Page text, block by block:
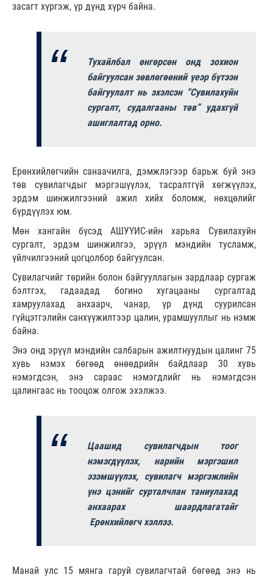
засагт хүргэж, үр дүнд хүрч байна.
Тухайлбал өнгөрсөн онд зохион
байгуулсан зөвлөгөөний үеэр бүтээн
байгуулалт нь эхэлсэн “Сувилахуйн
сургалт, судалгааны төв” удахгүй
ашиглалтад орно.
Ерөнхийлөгчийн санаачилга, дэмжлэгээр барьж буй энэ
төв сувилагчдыг мэргэшүүлэх, тасралтгүй хөгжүүлэх,
эрдэм шинжилгээний ажил хийх боломж, нөхцөлийг
бүрдүүлэх юм.
Мөн хангайн бүсэд АШУҮИС-ийн харьяа Cувилахуйн
сургалт, эрдэм шинжилгээ, эрүүл мэндийн тусламж,
үйлчилгээний цогцолбор байгуулсан.
Сувилагчийг төрийн болон байгууллагын зардлаар сургаж
бэлтгэх, гадаадад богино хугацааны сургалтад
хамруулахад анхаарч, чанар, үр дүнд суурилсан
гүйцэтгэлийн санхүүжилтээр цалин, урамшууллыг нь нэмж
байна.
Энэ онд эрүүл мэндийн салбарын ажилтнуудын цалинг 75
хувь нэмэх бөгөөд өнөөдрийн байдлаар 30 хувь
нэмэгдсэн, энэ сараас нэмэгдлийг нь нэмэгдсэн
цалингаас нь тооцож олгож эхэлжээ.
Цаашид сувилагчдын тоог
нэмэгдүүлэх, нарийн мэргэшил
эзэмшүүлэх, сувилагч мэргэжлийн
үнэ цэнийг сурталчлан таниулахад
анхаарах шаардлагатайг
Ерөнхийлөгч хэллээ.
Манай улс 15 мянга гаруй сувилагчтай бөгөөд энэ нь